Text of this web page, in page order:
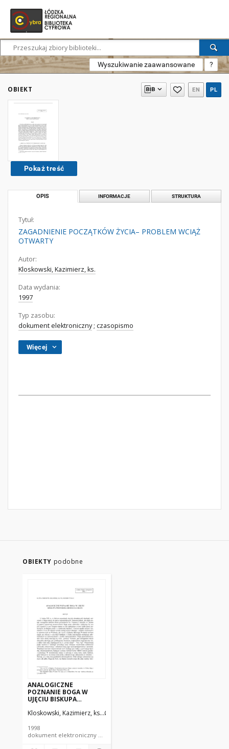
Wyszukiwanie zaawansowane ?
OBIEKT EN PL
Pokaż treść
OPIS INFORMACJE STRUKTURA
Tytuł:
ZAGADNIENIE POCZĄTKÓW ŻYCIA– PROBLEM WCIĄŻ
OTWARTY
Autor:
Kloskowski, Kazimierz, ks.
Data wydania:
1997
Typ zasobu:
dokument elektroniczny; czasopismo
Więcej
OBIEKTY podobne
ANALOGICZNE
POZNANIE BOGA W
UJĘCIU BISKUPA
BEJZE
Kloskowski, Kazimierz, ks. Czalej, Sławomir, ks.
1998
dokument elektroniczny czasopismo